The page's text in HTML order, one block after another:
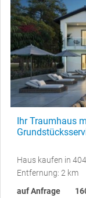
Ihr Traumhaus
Haus kaufen in
Entfernung: 2 km
auf Anfrage